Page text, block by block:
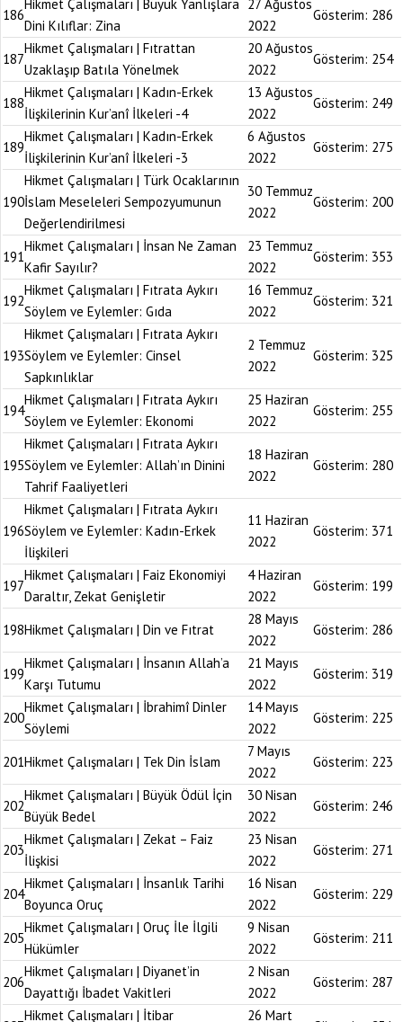
186
Hikmet Çalışmaları | Büyük Yanlışlara
Dini Kılıflar: Zina
27 Ağustos
2022
Gösterim: 286
187
Hikmet Çalışmaları | Fıtrattan
Uzaklaşıp Batıla Yönelmek
20 Ağustos
2022
Gösterim: 254
188
Hikmet Çalışmaları | Kadın-Erkek
İlişkilerinin Kur’anî İlkeleri -4
13 Ağustos
2022
Gösterim: 249
189
Hikmet Çalışmaları | Kadın-Erkek
İlişkilerinin Kur’anî İlkeleri -3
6 Ağustos
2022
Gösterim: 275
190
Hikmet Çalışmaları | Türk Ocaklarının
İslam Meseleleri Sempozyumunun
Değerlendirilmesi
30 Temmuz
2022
Gösterim: 200
191
Hikmet Çalışmaları | İnsan Ne Zaman
Kafir Sayılır?
23 Temmuz
2022
Gösterim: 353
192
Hikmet Çalışmaları | Fıtrata Aykırı
Söylem ve Eylemler: Gıda
16 Temmuz
2022
Gösterim: 321
193
Hikmet Çalışmaları | Fıtrata Aykırı
Söylem ve Eylemler: Cinsel
Sapkınlıklar
2 Temmuz
2022
Gösterim: 325
194
Hikmet Çalışmaları | Fıtrata Aykırı
Söylem ve Eylemler: Ekonomi
25 Haziran
2022
Gösterim: 255
195
Hikmet Çalışmaları | Fıtrata Aykırı
Söylem ve Eylemler: Allah’ın Dinini
Tahrif Faaliyetleri
18 Haziran
2022
Gösterim: 280
196
Hikmet Çalışmaları | Fıtrata Aykırı
Söylem ve Eylemler: Kadın-Erkek
İlişkileri
11 Haziran
2022
Gösterim: 371
197
Hikmet Çalışmaları | Faiz Ekonomiyi
Daraltır, Zekat Genişletir
4 Haziran
2022
Gösterim: 199
198Hikmet Çalışmaları | Din ve Fıtrat
28 Mayıs
2022
Gösterim: 286
199
Hikmet Çalışmaları | İnsanın Allah’a
Karşı Tutumu
21 Mayıs
2022
Gösterim: 319
200
Hikmet Çalışmaları | İbrahimî Dinler
Söylemi
14 Mayıs
2022
Gösterim: 225
201Hikmet Çalışmaları | Tek Din İslam
7 Mayıs
2022
Gösterim: 223
202
Hikmet Çalışmaları | Büyük Ödül İçin
Büyük Bedel
30 Nisan
2022
Gösterim: 246
203
Hikmet Çalışmaları | Zekat – Faiz
İlişkisi
23 Nisan
2022
Gösterim: 271
204
Hikmet Çalışmaları | İnsanlık Tarihi
Boyunca Oruç
16 Nisan
2022
Gösterim: 229
205
Hikmet Çalışmaları | Oruç İle İlgili
Hükümler
9 Nisan
2022
Gösterim: 211
206
Hikmet Çalışmaları | Diyanet’in
Dayattığı İbadet Vakitleri
2 Nisan
2022
Gösterim: 287
Hikmet Çalışmaları | İtibar
26 Mart